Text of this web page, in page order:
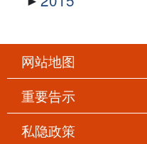
网站地图
重要告示
私隐政策